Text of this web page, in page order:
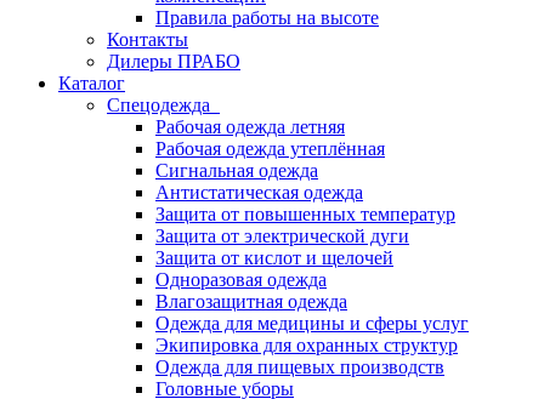
Правила работы на высоте
Контакты
Дилеры ПРАБО
Каталог
Спецодежда
Рабочая одежда летняя
Рабочая одежда утеплённая
Сигнальная одежда
Антистатическая одежда
Защита от повышенных температур
Защита от электрической дуги
Защита от кислот и щелочей
Одноразовая одежда
Влагозащитная одежда
Одежда для медицины и сферы услуг
Экипировка для охранных структур
Одежда для пищевых производств
Головные уборы